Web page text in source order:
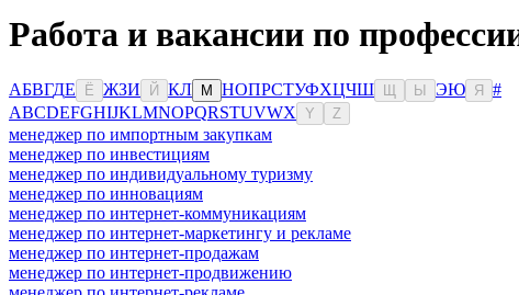
Работа и вакансии по
АБВГДЕ Ё ЖЗИ Й КЛ М НОПРСТУФХЦЧШ Ы ЭЮ Я
#
ABCDEFGHIJKLMNOPQRSTUVWX Y Z
менеджер по импортным закупкам
менеджер по инвестициям
менеджер по индивидуальному туризму
менеджер по инновациям
менеджер по интернет-коммуникациям
менеджер по интернет-маркетингу и рекламе
менеджер по интернет-продажам
менеджер по интернет-продвижению